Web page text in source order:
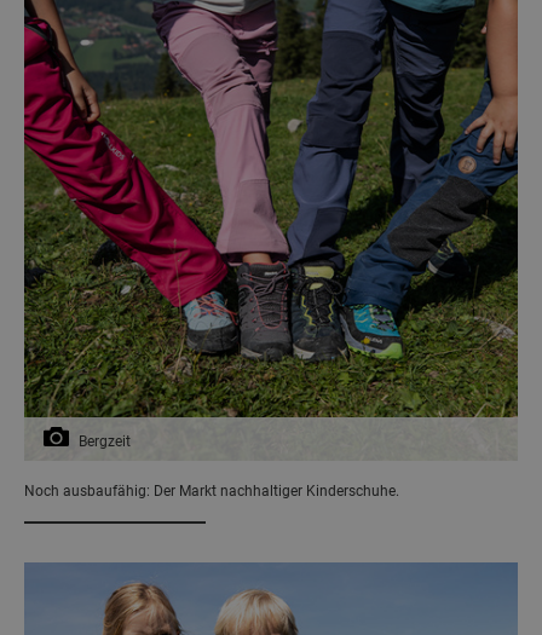
Bergzeit
Noch ausbaufähig: Der Markt nachhaltiger Kinderschuhe.